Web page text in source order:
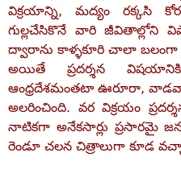
విక్రయాన్ని, మద్యం రక్కసి
గుల్లచేసికొనే వారి జీవితాల్లోని
ద్వారాను కాళ్ళకూరి చాలా బలంగా
అయితే ప్రదర్శన
ఆంధ్రదేశమంతటా ఊరూరా,
అలరించింది. వర విక్రయం
నాటికగా అనేకసార్లు ప్రసారమై
రెండూ చలన చిత్రాలుగా కూడ